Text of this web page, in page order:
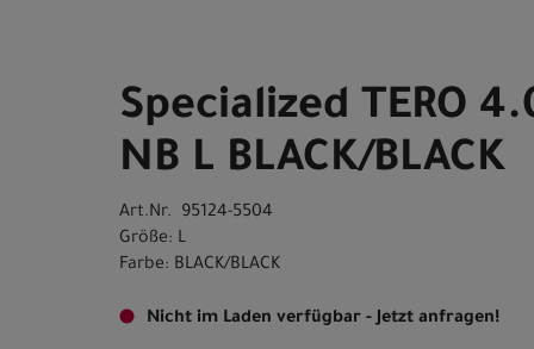
Specialized TERO
NB L BLACK/BLACK
Art.Nr. 95124-5504
Größe: L
Farbe: BLACK/BLACK
Nicht im Laden verfügbar - Jetzt anfragen!